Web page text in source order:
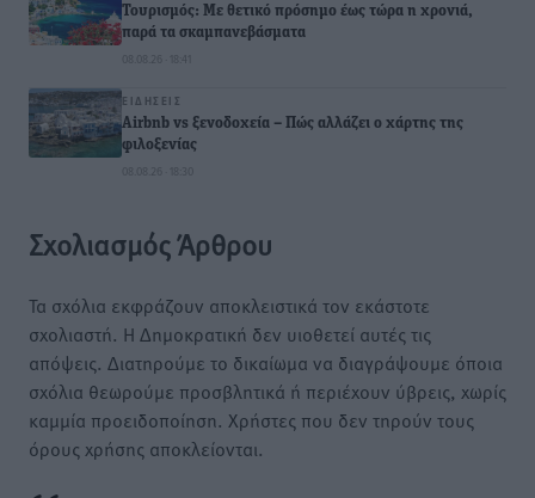
Τουρισμός: Με θετικό πρόσημο έως τώρα η χρονιά,
παρά τα σκαμπανεβάσματα
08.08.26 · 18:41
ΕΙΔΉΣΕΙΣ
Airbnb vs ξενοδοχεία – Πώς αλλάζει ο χάρτης της
φιλοξενίας
08.08.26 · 18:30
Σχολιασμός Άρθρου
Τα σχόλια εκφράζουν αποκλειστικά τον εκάστοτε
σχολιαστή. Η Δημοκρατική δεν υιοθετεί αυτές τις
απόψεις. Διατηρούμε το δικαίωμα να διαγράψουμε όποια
σχόλια θεωρούμε προσβλητικά ή περιέχουν ύβρεις, χωρίς
καμμία προειδοποίηση. Χρήστες που δεν τηρούν τους
όρους χρήσης αποκλείονται.